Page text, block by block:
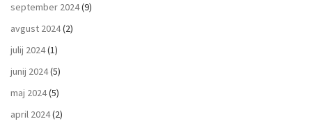
september 2024(9)
avgust 2024(2)
julij 2024(1)
junij 2024(5)
maj 2024(5)
april 2024(2)